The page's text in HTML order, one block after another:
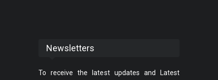
Newsletters
To receive the latest updates and Latest